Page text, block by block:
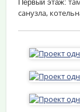
Первый этаж:
санузла,